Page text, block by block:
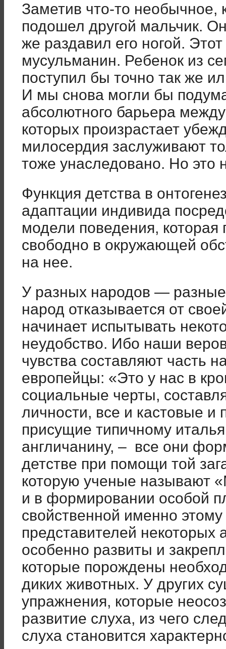
Заметив что-то необычное,
подошел другой мальчик.
же раздавил его ногой.
мусульманин. Ребенок из
поступил бы точно так же
И мы снова могли бы
абсолютного барьера
которых произрастает
милосердия заслуживают
тоже унаследовано. Но это
Функция детства в
адаптации индивида
модели поведения, которая
свободно в окружающей
на нее.
У разных народов — разные
народ отказывается от
начинает испытывать
неудобство. Ибо наши
чувства составляют часть
европейцы: «Это у нас в
социальные черты,
личности, все и кастовые и
присущие типичному
англичанину, – все они
детстве при помощи той
которую ученые называют
и в формировании особой
свойственной именно
представителей
особенно развиты и
которые порождены
диких животных. У других
упражнения, которые
развитие слуха, из чего
слуха становится